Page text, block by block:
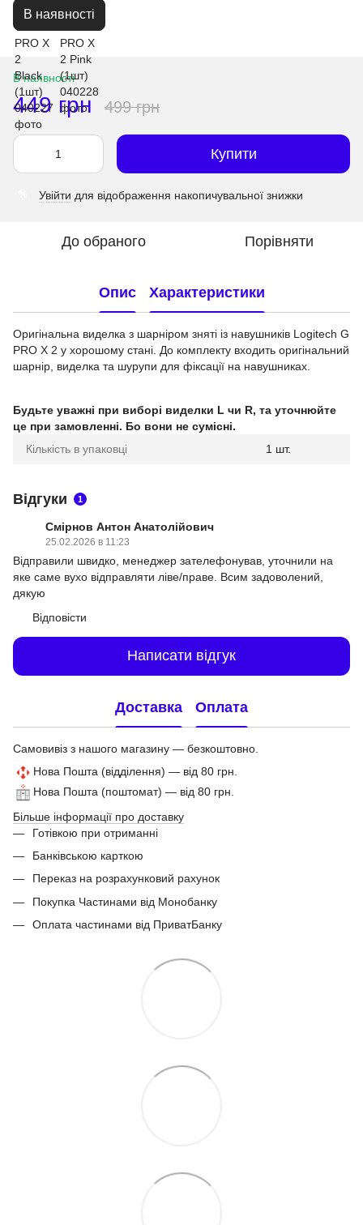
В наявності
В наявності
449 грн 499 грн
Купити
Увійти для відображення накопичувальної знижки
До обраного Порівняти
Опис Характеристики
Оригінальна виделка з шарніром зняті із навушників Logitech G
PRO X 2 у хорошому стані. До комплекту входить оригінальний
шарнір, виделка та шурупи для фіксації на навушниках.
Будьте уважні при виборі виделки L чи R, та уточнюйте
це при замовленні. Бо вони не сумісні.
Кількість в упаковці
1 шт.
Відгуки 1
Смірнов Антон Анатолійович
25.02.2026 в 11:23
Відправили швидко, менеджер зателефонував, уточнили на
яке саме вухо відправляти ліве/праве. Всим задоволений,
дякую
Відповісти
Написати відгук
Доставка Оплата
Самовивіз з нашого магазину — безкоштовно.
Нова Пошта (відділення) — від 80 грн.
Нова Пошта (поштомат) — від 80 грн.
Більше інформації про доставку
Готівкою при отриманні
Банківською карткою
Переказ на розрахунковий рахунок
Покупка Частинами від Монобанку
Оплата частинами від ПриватБанку